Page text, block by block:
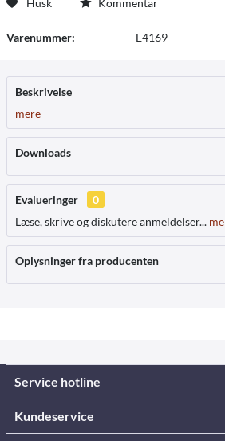
Varenummer: E4169
Beskrivelse
mere
Downloads
Evalueringer
0
Læse, skrive og diskutere anmeldelser...
Oplysninger fra producenten
Service hotline
Kundeservice